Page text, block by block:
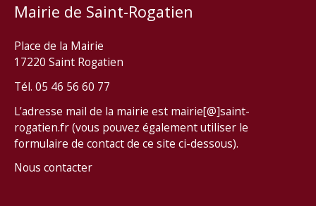
Mairie de Saint-Rogatien
Place de la Mairie
17220 Saint Rogatien
Tél. 05 46 56 60 77
L’adresse mail de la mairie est mairie[@]saint-
rogatien.fr (vous pouvez également utiliser le
formulaire de contact de ce site ci-dessous).
Nous contacter